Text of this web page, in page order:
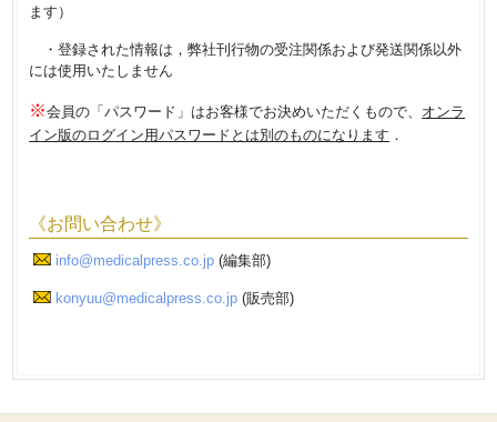
ます）
・登録された情報は，弊社刊行物の受注関係および発送関係以外
には使用いたしません
※会員の「パスワード」はお客様でお決めいただくもので、 オンラ
イン版のログイン用パスワードとは別のものになります ．
《お問い合わせ》
info@medicalpress.co.jp (編集部)
konyuu@medicalpress.co.jp (販売部)